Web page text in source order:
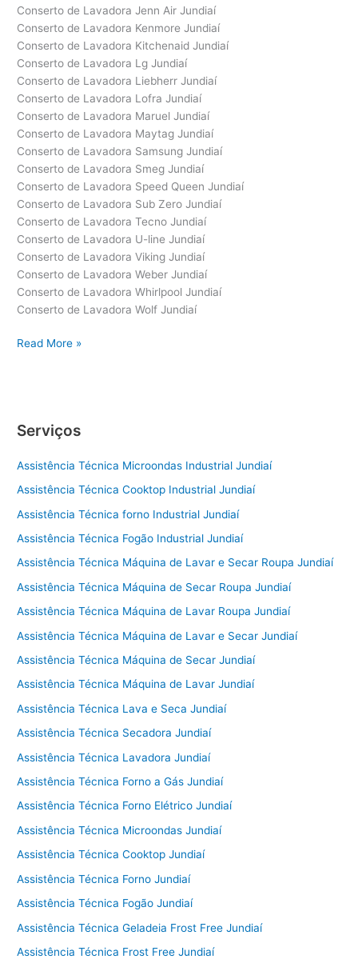
Conserto de Lavadora Jenn Air Jundiaí
Conserto de Lavadora Kenmore Jundiaí
Conserto de Lavadora Kitchenaid Jundiaí
Conserto de Lavadora Lg Jundiaí
Conserto de Lavadora Liebherr Jundiaí
Conserto de Lavadora Lofra Jundiaí
Conserto de Lavadora Maruel Jundiaí
Conserto de Lavadora Maytag Jundiaí
Conserto de Lavadora Samsung Jundiaí
Conserto de Lavadora Smeg Jundiaí
Conserto de Lavadora Speed Queen Jundiaí
Conserto de Lavadora Sub Zero Jundiaí
Conserto de Lavadora Tecno Jundiaí
Conserto de Lavadora U-line Jundiaí
Conserto de Lavadora Viking Jundiaí
Conserto de Lavadora Weber Jundiaí
Conserto de Lavadora Whirlpool Jundiaí
Conserto de Lavadora Wolf Jundiaí
Conserto
Read More »
Serviços
Assistência Técnica Microondas Industrial Jundiaí
Assistência Técnica Cooktop Industrial Jundiaí
Assistência Técnica forno Industrial Jundiaí
Assistência Técnica Fogão Industrial Jundiaí
Assistência Técnica Máquina de Lavar e Secar Roupa Jundiaí
Assistência Técnica Máquina de Secar Roupa Jundiaí
Assistência Técnica Máquina de Lavar Roupa Jundiaí
Assistência Técnica Máquina de Lavar e Secar Jundiaí
Assistência Técnica Máquina de Secar Jundiaí
Assistência Técnica Máquina de Lavar Jundiaí
Assistência Técnica Lava e Seca Jundiaí
Assistência Técnica Secadora Jundiaí
Assistência Técnica Lavadora Jundiaí
Assistência Técnica Forno a Gás Jundiaí
Assistência Técnica Forno Elétrico Jundiaí
Assistência Técnica Microondas Jundiaí
Assistência Técnica Cooktop Jundiaí
Assistência Técnica Forno Jundiaí
Assistência Técnica Fogão Jundiaí
Assistência Técnica Geladeia Frost Free Jundiaí
Assistência Técnica Frost Free Jundiaí